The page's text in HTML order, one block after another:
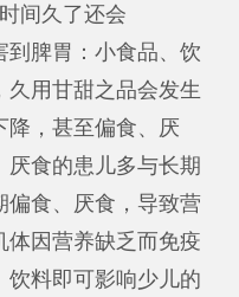
间久了还会
到脾胃：小食品、饮
用甘甜之品会发生
降，甚至偏食、厌
厌食的患儿多与长期
偏食、厌食，导致营
体因营养缺乏而免疫
饮料即可影响少儿的